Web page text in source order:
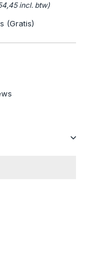
incl. btw)
(Gratis)